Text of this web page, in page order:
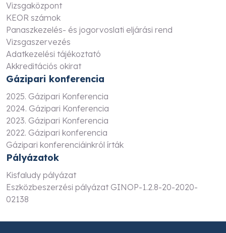
Vizsgaközpont
KEOR számok
Panaszkezelés- és jogorvoslati eljárási rend
Vizsgaszervezés
Adatkezelési tájékoztató
Akkreditációs okirat
Gázipari konferencia
2025. Gázipari Konferencia
2024. Gázipari Konferencia
2023. Gázipari Konferencia
2022. Gázipari konferencia
Gázipari konferenciáinkról írták
Pályázatok
Kisfaludy pályázat
Eszközbeszerzési pályázat GINOP-1.2.8-20-2020-
02138